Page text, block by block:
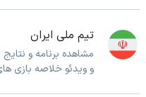
تیم ملی ایران
مشاهده برنامه و
و ویدئو خلاصه بازی